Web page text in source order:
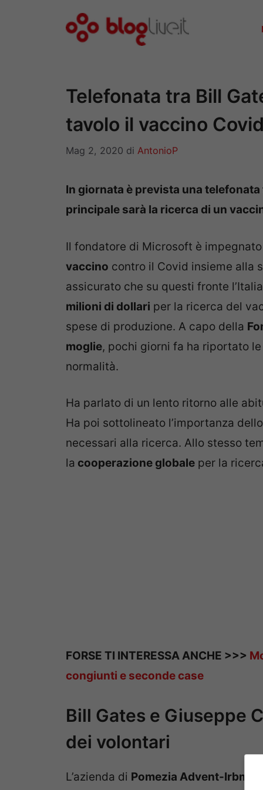
Telefonata tra Bill
tavolo il vaccino Covid
Mag 2, 2020 di AntonioP
In giornata è prevista una telefonata
principale sarà la ricerca di un
Il fondatore di Microsoft è
vaccino contro il Covid insieme alla
assicurato che su questi fronte
milioni di dollari per la ricerca del
spese di produzione. A capo della
moglie, pochi giorni fa ha riportato
normalità.
Ha parlato di un lento ritorno alle
Ha poi sottolineato l’importanza
necessari alla ricerca. Allo stesso
la cooperazione globale per la
FORSE TI INTERESSA ANCHE >>>
congiunti e seconde case
Bill Gates e Giuseppe
dei volontari
L’azienda di Pomezia Advent-Irbm